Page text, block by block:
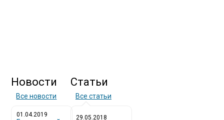
Новости
Все новости
01.04.2019
Статьи
Все статьи
29.05.2018